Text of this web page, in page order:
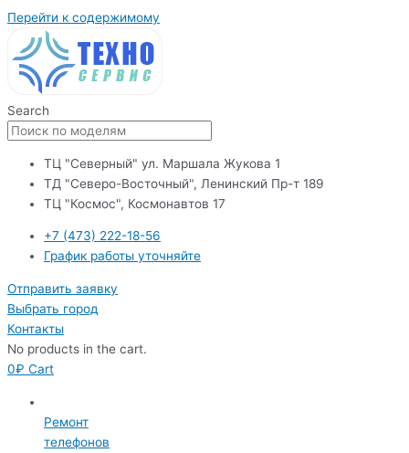
Перейти к содержимому
Search
ТЦ "Северный" ул. Маршала Жукова 1
ТД "Северо-Восточный", Ленинский Пр-т 189
ТЦ "Космос", Космонавтов 17
+7 (473) 222-18-56
График работы уточняйте
Отправить заявку
Выбрать город
Контакты
No products in the cart.
0₽ Cart
Ремонт
телефонов